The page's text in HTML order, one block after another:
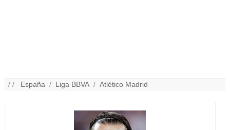
/ / España / Liga BBVA /Atlético Madrid